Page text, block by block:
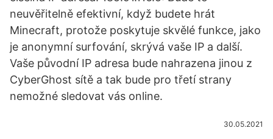
neuvěřitelně efektivní, když budete hrát
Minecraft, protože poskytuje skvělé funkce, jako
je anonymní surfování, skrývá vaše IP a další.
Vaše původní IP adresa bude nahrazena jinou z
CyberGhost sítě a tak bude pro třetí strany
nemožné sledovat vás online.
30.05.2021